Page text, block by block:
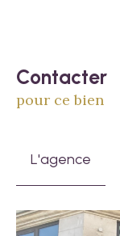
Contacter
pour ce bien
L'agence